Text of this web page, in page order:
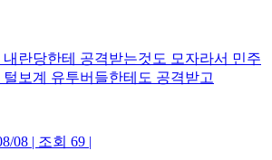
란당한테 공격받는것도 모자라서 민주
보계 유투버들한테도 공격받고
08 | 조회 69 |